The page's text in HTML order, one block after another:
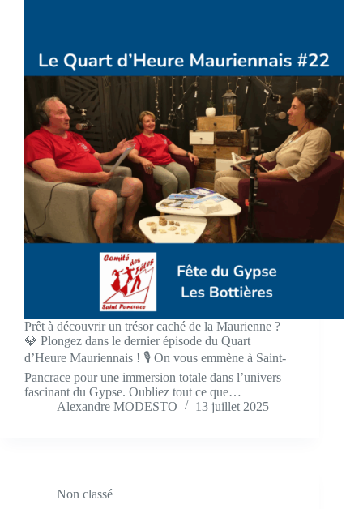
Prêt à découvrir un trésor caché de la Maurienne ?
💎 Plongez dans le dernier épisode du Quart
d’Heure Mauriennais ! 🎙️ On vous emmène à Saint-
Pancrace pour une immersion totale dans l’univers
fascinant du Gypse. Oubliez tout ce que…
Alexandre MODESTO
13 juillet 2025
Non classé